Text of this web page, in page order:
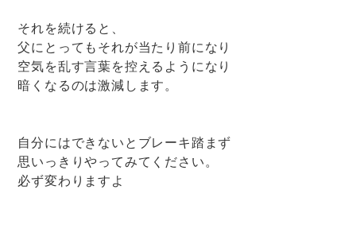
それを続けると、
父にとってもそれが当たり前になり
空気を乱す言葉を控えるようになり
暗くなるのは激減します。
自分にはできないとブレーキ踏まず
思いっきりやってみてください。
必ず変わりますよ